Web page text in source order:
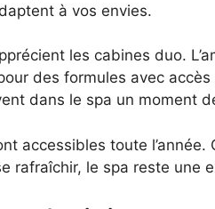
à vos envies.
les cabines duo.
des formules avec
dans le spa un moment
accessibles toute l’année.
rafraîchir, le spa reste une